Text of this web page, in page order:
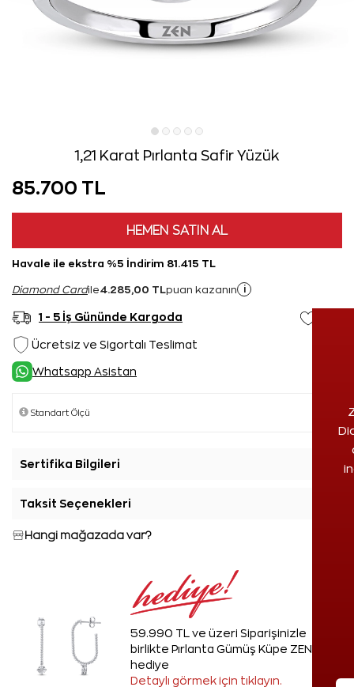
1,21 Karat Pırlanta Safir Yüzük
85.700 TL
HEMEN SATIN AL
Havale ile ekstra %5 İndirim 81.415 TL
Diamond Cardile4.285,00 TL puan kazanın i
1 - 5 İş Gününde Kargoda
Ücretsiz ve Sigortalı Teslimat
Whatsapp Asistan
Sertifika Bilgileri
Taksit Seçenekleri
Hangi mağazada var?
59.990 TL ve üzeri Siparişinizle
birlikte Pırlanta Gümüş Küpe ZEN'den
hediye
Detaylı görmek için tıklayın.